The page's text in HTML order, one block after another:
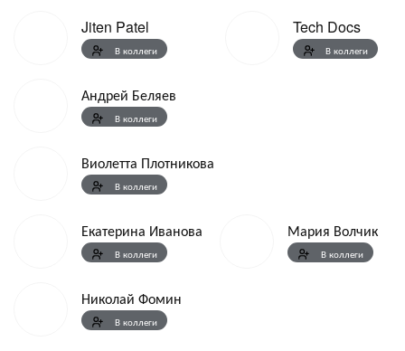
Jiten Patel
В коллеги
Tech Docs
В коллеги
Андрей Беляев
В коллеги
Виолетта Плотникова
В коллеги
Екатерина Иванова
В коллеги
Мария Волчик
В коллеги
Николай Фомин
В коллеги